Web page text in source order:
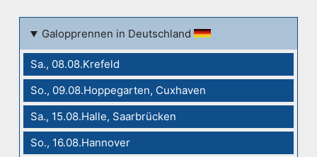
Galopprennen in Deutschland
Sa., 08.08.Krefeld
So., 09.08.Hoppegarten, Cuxhaven
Sa., 15.08.Halle, Saarbrücken
So., 16.08.Hannover